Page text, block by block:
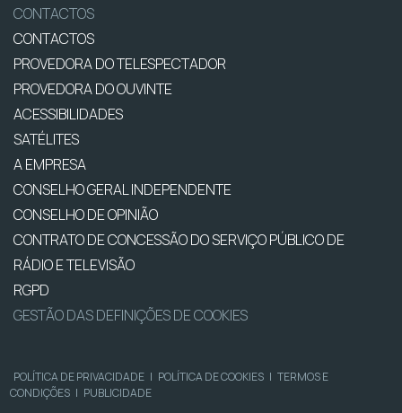
CONTACTOS
CONTACTOS
PROVEDORA DO TELESPECTADOR
PROVEDORA DO OUVINTE
ACESSIBILIDADES
SATÉLITES
A EMPRESA
CONSELHO GERAL INDEPENDENTE
CONSELHO DE OPINIÃO
CONTRATO DE CONCESSÃO DO SERVIÇO PÚBLICO DE
RÁDIO E TELEVISÃO
RGPD
GESTÃO DAS DEFINIÇÕES DE COOKIES
POLÍTICA DE PRIVACIDADE | POLÍTICA DE COOKIES | TERMOS E
CONDIÇÕES | PUBLICIDADE